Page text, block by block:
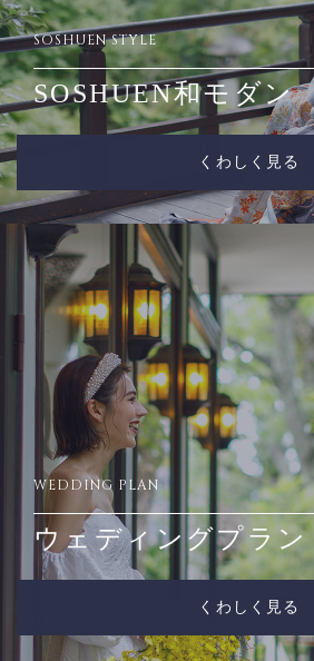
SOSHUEN STYLE
SOSHUEN和モダン
くわしく見る
WEDDING PLAN
ウェディングプラン
くわしく見る